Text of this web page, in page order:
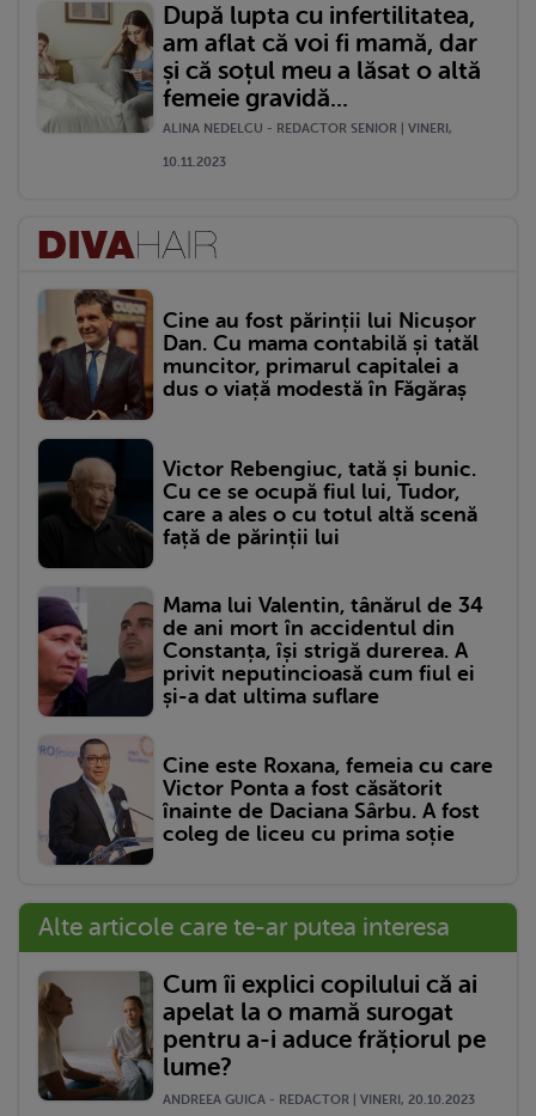
După lupta cu infertilitatea,
am aflat că voi fi mamă, dar
și că soțul meu a lăsat o altă
femeie gravidă...
ALINA NEDELCU - REDACTOR SENIOR | VINERI,
10.11.2023
Cine au fost părinții lui Nicușor
Dan. Cu mama contabilă și tatăl
muncitor, primarul capitalei a
dus o viață modestă în Făgăraș
Victor Rebengiuc, tată și bunic.
Cu ce se ocupă fiul lui, Tudor,
care a ales o cu totul altă scenă
față de părinții lui
Mama lui Valentin, tânărul de 34
de ani mort în accidentul din
Constanța, își strigă durerea. A
privit neputincioasă cum fiul ei
și-a dat ultima suflare
Cine este Roxana, femeia cu care
Victor Ponta a fost căsătorit
înainte de Daciana Sârbu. A fost
coleg de liceu cu prima soție
Alte articole care te-ar putea interesa
Cum îi explici copilului că ai
apelat la o mamă surogat
pentru a-i aduce frățiorul pe
lume?
ANDREEA GUICA - REDACTOR | VINERI, 20.10.2023